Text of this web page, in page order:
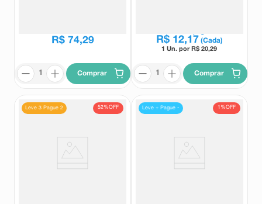
R$ 74,29
Comprar
R$ 12,17 (Cada)
1 Un. por R$20,29
Comprar
Leve 3 Pague 2 52%OFF
Bromoprida 10mg Germed 20
1%OFF
Leve + Pague -
Meclin JET 25mg 10